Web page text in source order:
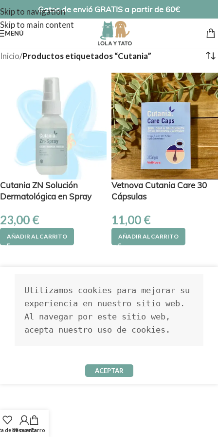
Skip to navigation
Skip to main content
Gatos de envió GRATIS a partir de 60€
MENÚ
Inicio/Productos etiquetados “Cutania”
Cutania ZN Solución
Dermatológica en Spray
23,00 €
AÑADIR AL CARRITO
Vetnova Cutania Care 30
Cápsulas
11,00 €
AÑADIR AL CARRITO
de deseos
Mi cuentaCarro
Utilizamos cookies para mejorar su
experiencia en nuestro sitio web.
Al navegar por este sitio web,
acepta nuestro uso de cookies.
ACEPTAR